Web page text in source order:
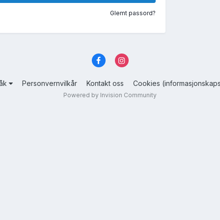
Glemt passord?
Personvernvilkår Kontakt oss Cookies
Powered by Invision Community